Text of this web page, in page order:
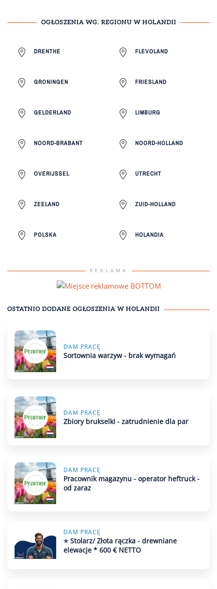
OGŁOSZENIA WG. REGIONU W HOLANDII
DRENTHE FLEVOLAND
GRONINGEN FRIESLAND
GELDERLAND LIMBURG
NOORD-BRABANT NOORD-HOLLAND
OVERIJSSEL UTRECHT
ZEELAND ZUID-HOLLAND
POLSKA HOLANDIA
REKLAMA
OSTATNIO DODANE OGŁOSZENIA W HOLANDII
DAM PRACĘ
Sortownia warzyw - brak wymagań
DAM PRACĘ
Zbiory brukselki - zatrudnienie dla par
DAM PRACĘ
Pracownik magazynu - operator heftruck -
od zaraz
DAM PRACĘ
⭐ Stolarz/ Złota rączka - drewniane
elewacje * 600 € NETTO